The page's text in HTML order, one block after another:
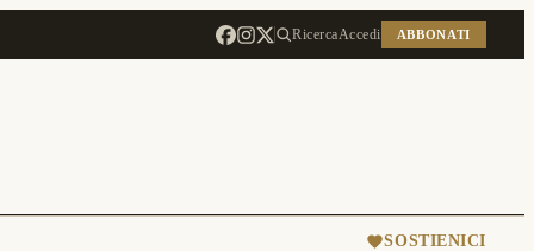
RicercaAccedi ABBONATI
SOSTIENICI